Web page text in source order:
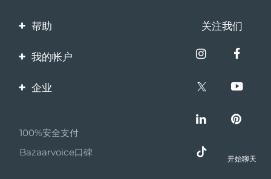
帮助
联系我们
保修与退换货
关注我们
我的帐户
产品注册
企业
伙伴计划
联盟新闻
100%安全支付
Bazaarvoice口碑
开始聊天